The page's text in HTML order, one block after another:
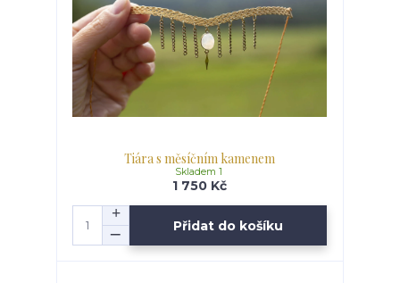
Tiára s měsíčním kamenem
1 750 Kč
Skladem 1
Přidat do košíku